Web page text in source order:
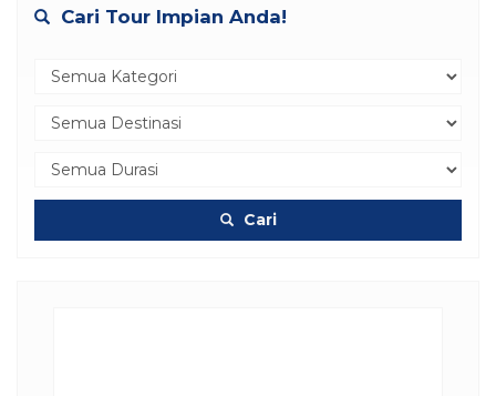
Cari Tour Impian Anda!
Cari